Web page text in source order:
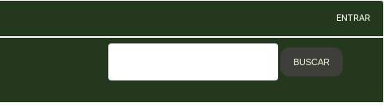
ENTRAR
BUSCAR